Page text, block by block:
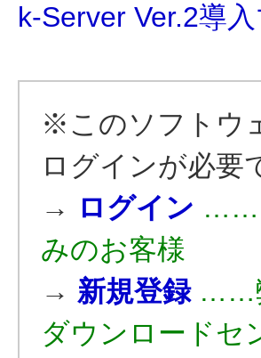
k-Server Ver.2導
※このソフトウ
ログインが必要
→ ログイン ……
みのお客様
→ 新規登録 ……
ダウンロードセ